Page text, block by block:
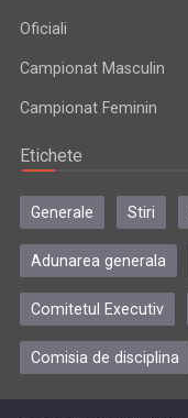
Oficiali
Campionat Masculin
Campionat Feminin
Etichete
Generale Stiri
Adunarea generala
Comitetul Executiv
Comisia de disciplina